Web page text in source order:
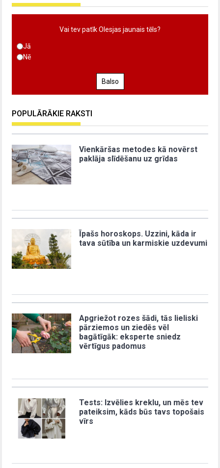
Vai tev patīk Olesjas jaunais tēls?
Jā
Nē
Balso
POPULĀRĀKIE RAKSTI
Vienkāršas metodes kā novērst
paklāja slīdēšanu uz grīdas
Īpašs horoskops. Uzzini, kāda ir
tava sūtība un karmiskie uzdevumi
Apgriežot rozes šādi, tās lieliski
pārziemos un ziedēs vēl
bagātīgāk: eksperte sniedz
vērtīgus padomus
Tests: Izvēlies kreklu, un mēs tev
pateiksim, kāds būs tavs topošais
vīrs